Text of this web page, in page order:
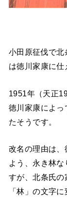
小田原征伐で北
は徳川家康に仕
1951年（天正
徳川家康によっ
たそうです。
改名の理由は、
よう、永き林
すが、北条氏の
「林」の文字